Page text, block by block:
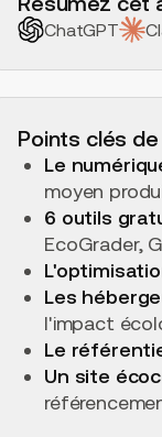
ChatGPT
Points clés
Le
moyen
6 outils
EcoGrader,
Les
l'impact
Le
Un site